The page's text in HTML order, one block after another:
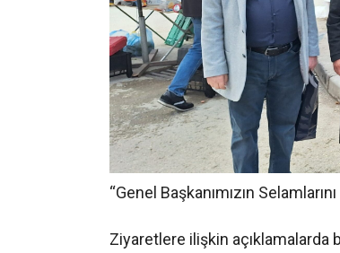
“Genel Başkanımızın
Ziyaretlere ilişkin açıklamalarda